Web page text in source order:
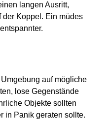
langen Ausritt,
der Koppel. Ein müdes
auf mögliche
lose Gegenstände
Objekte sollten
in Panik geraten sollte.